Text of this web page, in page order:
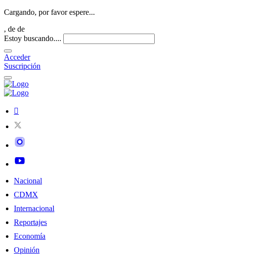
Cargando, por favor espere...
, de de
Estoy buscando....
Acceder
Suscripción
Nacional
CDMX
Internacional
Reportajes
Economía
Opinión